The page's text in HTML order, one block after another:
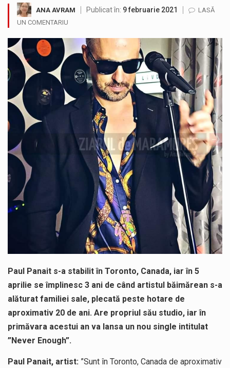
Noile statii de călători, achizitionate la preț de garsonieră per bucată, dezamăgesc total cetățenii care folosesc mijloacele de transport în…
Municipiul Baia Mare, prin Serviciul Public Comunitar Local de Evidență a Persoanelor - Serviciul Evidența Persoanelor, îi informează pe cetățenii…
Fostul deputat si primar Cătălin Cherecheș a fost invitat la Horia Nasra Show unde a sustinut o dezbatere pe teme…
Pompierii militari si un echipaj SMURD au intervenit in aceasta dimineata la degajarea unei persoane care a fost găsită spânzurată…
Liceul Ucrainean „Taras Șevcenko” din Sighetu Marmației, singurul liceu din România cu predare în limba ucraineană, are potențialul de a-și…
Proiectul pentru reconstrucția definitivă a podului peste râul Săsar din Baia Mare avansează într-o nouă etapă concretă. După asigurarea finanțării…
ANA AVRAM Publicat în: 9 februarie 2021
LASĂ
UN COMENTARIU
Paul Panait s-a stabilit în Toronto, Canada, iar în 5
aprilie se împlinesc 3 ani de când artistul băimărean s-a
alăturat familiei sale, plecată peste hotare de
aproximativ 20 de ani. Are propriul său studio, iar în
primăvara acestui an va lansa un nou single intitulat
”Never Enough”.
Paul Panait, artist: ”Sunt în Toronto, Canada de aproximativ